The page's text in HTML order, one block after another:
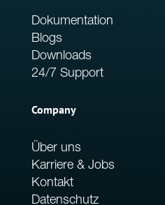
Dokumentation
Blogs
Downloads
24/7 Support
Company
Über uns
Karriere & Jobs
Kontakt
Datenschutz